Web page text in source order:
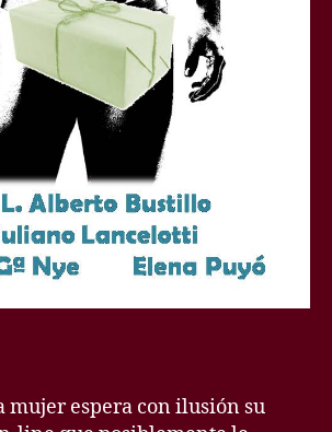
mujer espera con ilusión su